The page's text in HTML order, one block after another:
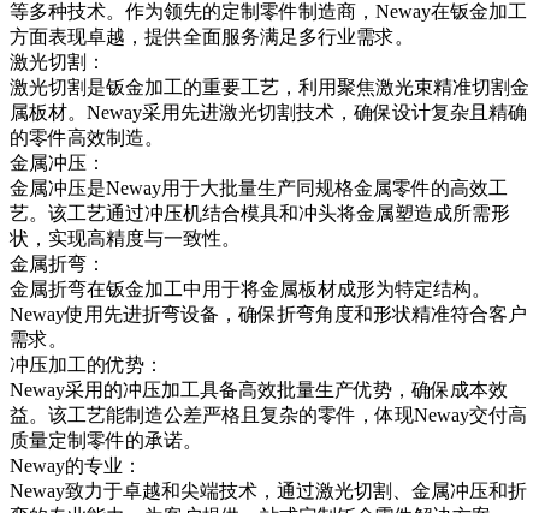
等多种技术。作为领先的定制零件制造商，Neway在钣金加工
方面表现卓越，提供全面服务满足多行业需求。
激光切割：
激光切割是钣金加工的重要工艺，利用聚焦激光束精准切割金
属板材。Neway采用先进激光切割技术，确保设计复杂且精确
的零件高效制造。
金属冲压：
金属冲压是Neway用于大批量生产同规格金属零件的高效工
艺。该工艺通过冲压机结合模具和冲头将金属塑造成所需形
状，实现高精度与一致性。
金属折弯：
金属折弯在钣金加工中用于将金属板材成形为特定结构。
Neway使用先进折弯设备，确保折弯角度和形状精准符合客户
需求。
冲压加工的优势：
Neway采用的冲压加工具备高效批量生产优势，确保成本效
益。该工艺能制造公差严格且复杂的零件，体现Neway交付高
质量定制零件的承诺。
Neway的专业：
Neway致力于卓越和尖端技术，通过激光切割、金属冲压和折